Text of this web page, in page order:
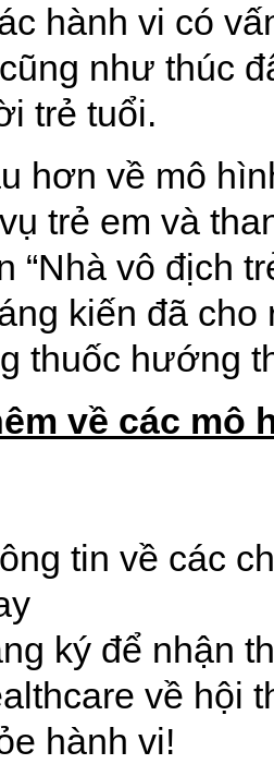
hành vi có
như thúc
trẻ tuổi.
hơn về mô
trẻ em và
“Nhà vô địch
kiến đã
thuốc hướng
về các mô
tin về các
ký để nhận
về hội
hành vi!